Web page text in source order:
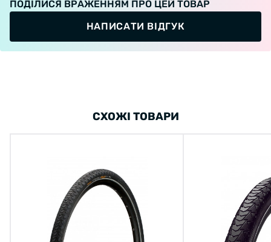
ПОДІЛИСЯ ВРАЖЕННЯМ ПРО ЦЕЙ ТОВАР
НАПИСАТИ ВІДГУК
СХОЖІ ТОВАРИ